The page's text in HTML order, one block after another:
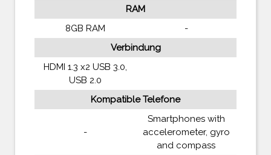
RAM
8GB RAM
-
Verbindung
HDMI 1.3 x2 USB 3.0,
USB 2.0
Kompatible Telefone
-
Smartphones with
accelerometer, gyro
and compass